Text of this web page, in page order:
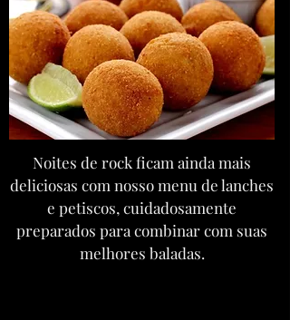
Noites de rock ficam ainda mais
deliciosas com nosso menu de lanches
e petiscos, cuidadosamente
preparados para combinar com suas
melhores baladas.